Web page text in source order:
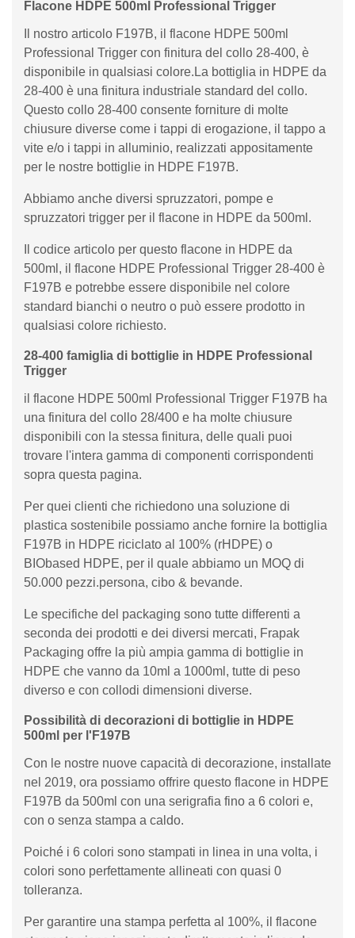
Flacone HDPE 500ml Professional Trigger
Il nostro articolo F197B, il flacone HDPE 500ml
Professional Trigger con finitura del collo 28-400, è
disponibile in qualsiasi colore.La bottiglia in HDPE da
28-400 è una finitura industriale standard del collo.
Questo collo 28-400 consente forniture di molte
chiusure diverse come i tappi di erogazione, il tappo a
vite e/o i tappi in alluminio, realizzati appositamente
per le nostre bottiglie in HDPE F197B.
Abbiamo anche diversi spruzzatori, pompe e
spruzzatori trigger per il flacone in HDPE da 500ml.
Il codice articolo per questo flacone in HDPE da
500ml, il flacone HDPE Professional Trigger 28-400 è
F197B e potrebbe essere disponibile nel colore
standard bianchi o neutro o può essere prodotto in
qualsiasi colore richiesto.
28-400 famiglia di bottiglie in HDPE Professional
Trigger
il flacone HDPE 500ml Professional Trigger F197B ha
una finitura del collo 28/400 e ha molte chiusure
disponibili con la stessa finitura, delle quali puoi
trovare l'intera gamma di componenti corrispondenti
sopra questa pagina.
Per quei clienti che richiedono una soluzione di
plastica sostenibile possiamo anche fornire la bottiglia
F197B in HDPE riciclato al 100% (rHDPE) o
BIObased HDPE, per il quale abbiamo un MOQ di
50.000 pezzi.persona, cibo & bevande.
Le specifiche del packaging sono tutte differenti a
seconda dei prodotti e dei diversi mercati, Frapak
Packaging offre la più ampia gamma di bottiglie in
HDPE che vanno da 10ml a 1000ml, tutte di peso
diverso e con collodi dimensioni diverse.
Possibilità di decorazioni di bottiglie in HDPE
500ml per l'F197B
Con le nostre nuove capacità di decorazione, installate
nel 2019, ora possiamo offrire questo flacone in HDPE
F197B da 500ml con una serigrafia fino a 6 colori e,
con o senza stampa a caldo.
Poiché i 6 colori sono stampati in linea in una volta, i
colori sono perfettamente allineati con quasi 0
tolleranza.
Per garantire una stampa perfetta al 100%, il flacone